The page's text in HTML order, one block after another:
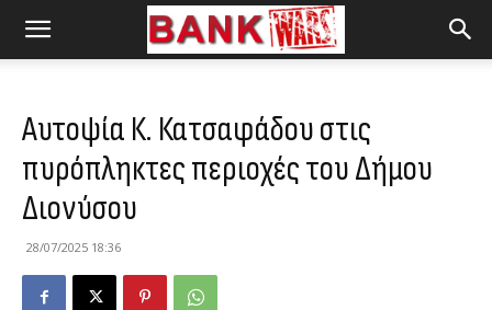
Αυτοψία Κ. Κατσαφάδου στις
πυρόπληκτες περιοχές του Δήμου
Διονύσου
28/07/2025 18:36